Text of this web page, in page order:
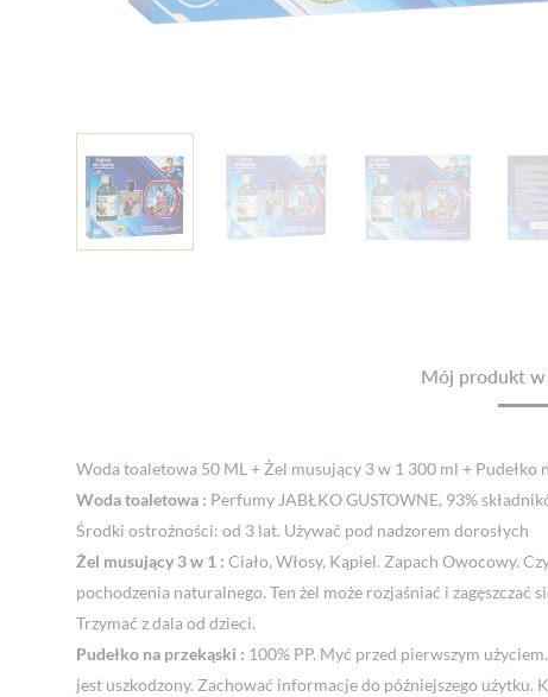
Mój produkt w
Woda toaletowa 50 ML + Żel musujący 3 w 1 300 ml + Pudełko
Woda toaletowa : Perfumy JABŁKO GUSTOWNE, 93%
Środki ostrożności: od 3 lat. Używać pod nadzorem dorosłych
Żel musujący 3 w 1 : Ciało, Włosy, Kąpiel. Zapach Owocowy.
pochodzenia naturalnego. Ten żel może rozjaśniać i
Trzymać z dala od dzieci.
Pudełko na przekąski : 100% PP. Myć przed pierwszym
jest uszkodzony. Zachować informacje do późniejszego